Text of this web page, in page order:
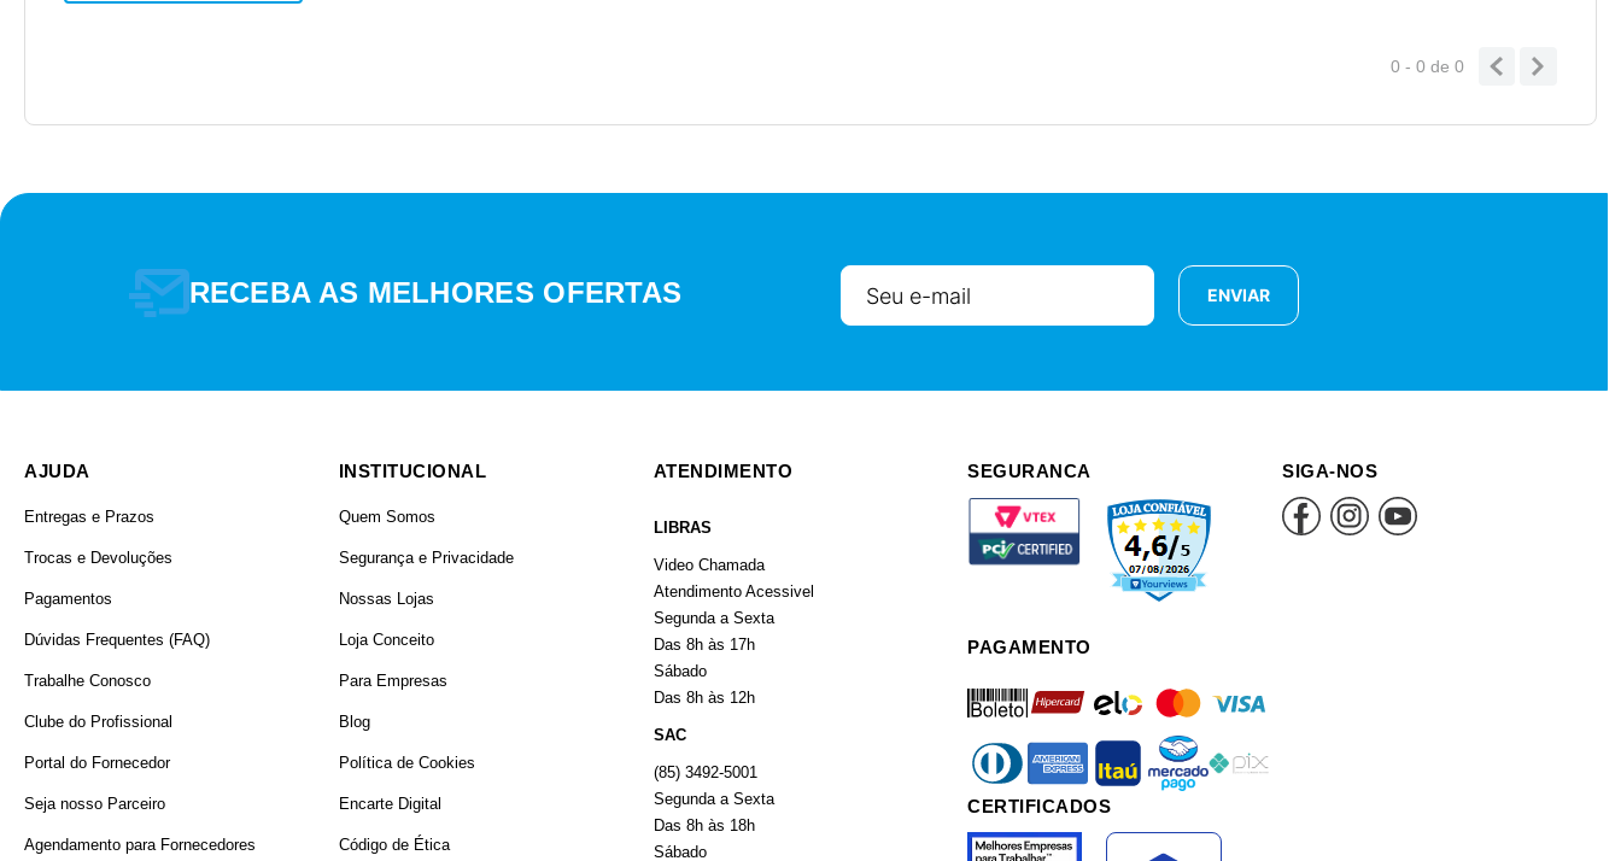
0 - 0 de 0
RECEBA AS MELHORES OFERTAS ENVIAR
AJUDA
Entregas e Prazos
Trocas e Devoluções
Pagamentos
Dúvidas Frequentes (FAQ)
Trabalhe Conosco
Clube do Profissional
Portal do Fornecedor
Seja nosso Parceiro
Agendamento para Fornecedores
INSTITUCIONAL
Quem Somos
Segurança e Privacidade
Nossas Lojas
Loja Conceito
Para Empresas
Blog
Política de Cookies
Encarte Digital
Código de Ética
ATENDIMENTO
LIBRAS
Video Chamada
Atendimento Acessivel
Segunda a Sexta
Das 8h às 17h
Sábado
Das 8h às 12h
SAC
(85) 3492-5001
Segunda a Sexta
Das 8h às 18h
Sábado
SEGURANCA
PAGAMENTO
boleto mastercard
diners american itau mercadopago
CERTIFICADOS
SIGA-NOS